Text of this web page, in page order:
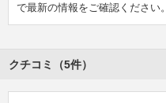
で最新の情報をご確認ください。
クチコミ（5件）